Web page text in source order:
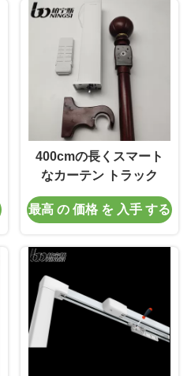
400cmの長くスマート
なカーテン トラック
最高 の 価格 を 入手 する